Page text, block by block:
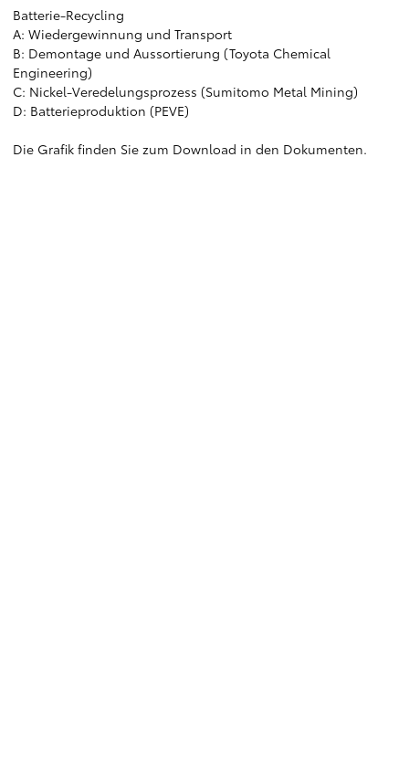
Batterie-Recycling
A: Wiedergewinnung und Transport
B: Demontage und Aussortierung (Toyota Chemical
Engineering)
C: Nickel-Veredelungsprozess (Sumitomo Metal Mining)
D: Batterieproduktion (PEVE)
Die Grafik finden Sie zum Download in den Dokumenten.